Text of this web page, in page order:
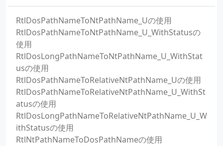
RtlDosPathNameToNtPathName_Uの使用
RtlDosPathNameToNtPathName_U_WithStatusの
使用
RtlDosLongPathNameToNtPathName_U_WithStat
usの使用
RtlDosPathNameToRelativeNtPathName_Uの使用
RtlDosPathNameToRelativeNtPathName_U_WithSt
atusの使用
RtlDosLongPathNameToRelativeNtPathName_U_W
ithStatusの使用
RtlNtPathNameToDosPathNameの使用